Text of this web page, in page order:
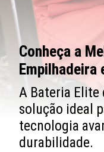
Conheça a
Empilhadeira
A Bateria Elite
solução ideal
tecnologia
durabilidade.